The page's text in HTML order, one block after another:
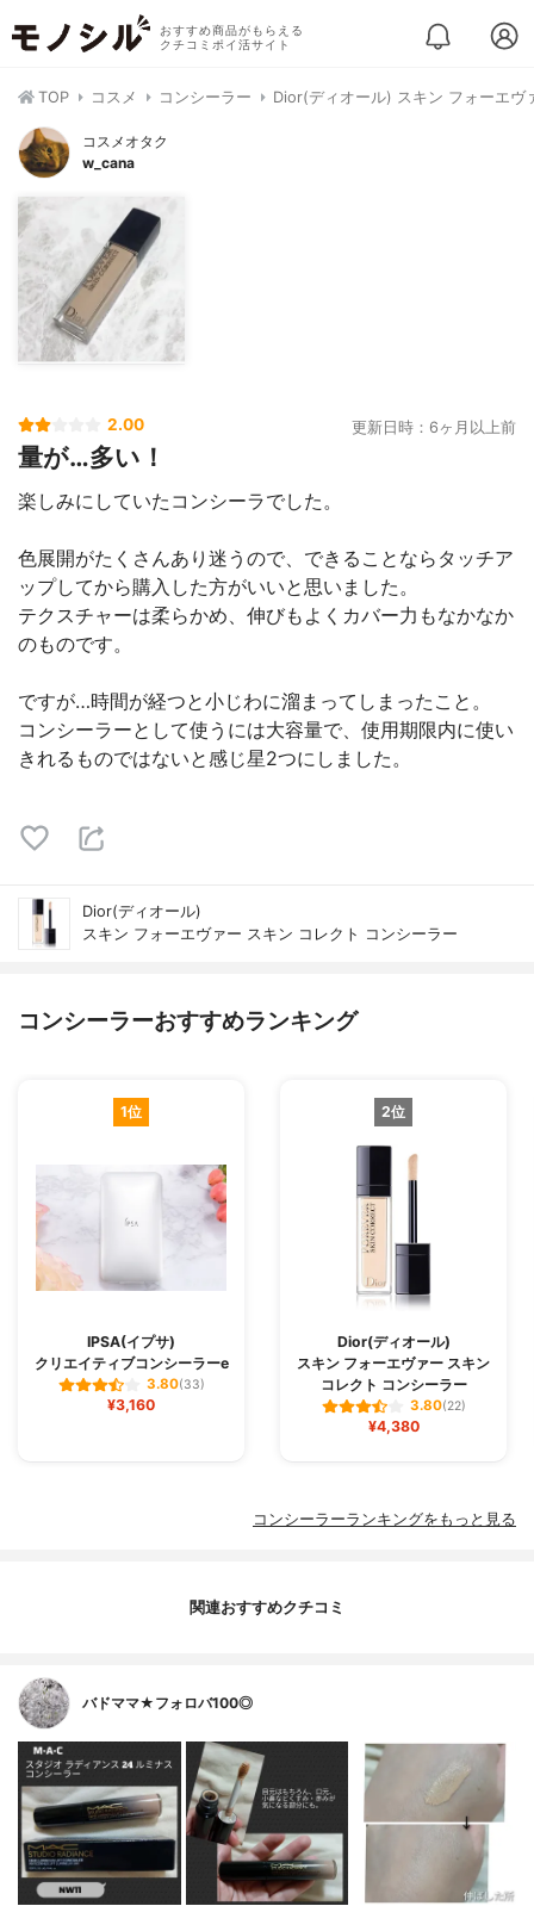
おすすめ商品がもらえる
クチコミポイ活サイト
TOP コスメ コンシーラー Dior(ディオール) スキン フォーエヴ
コスメオタク
w_cana
2.00 更新日時：6ヶ月以上前
量が…多い！
楽しみにしていたコンシーラでした。
色展開がたくさんあり迷うので、できることならタッチア
ップしてから購入した方がいいと思いました。
テクスチャーは柔らかめ、伸びもよくカバー力もなかなか
のものです。
ですが…時間が経つと小じわに溜まってしまったこと。
コンシーラーとして使うには大容量で、使用期限内に使い
きれるものではないと感じ星2つにしました。
Dior(ディオール)
スキン フォーエヴァー スキン コレクト コンシーラー
コンシーラーおすすめランキング
1位
IPSA(イプサ)
クリエイティブコンシーラーe
3.80(33)
¥3,160
2位
Dior(ディオール)
スキン フォーエヴァー スキン
コレクト コンシーラー
3.80(22)
¥4,380
コンシーラーランキングをもっと見る
関連おすすめクチコミ
バドママ★フォロバ100◎